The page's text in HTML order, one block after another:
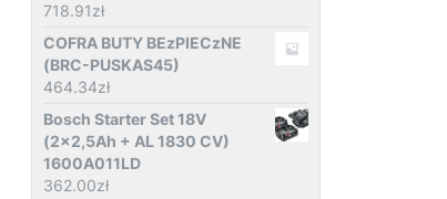
718.91zł
COFRA BUTY BEzPIECzNE
(BRC-PUSKAS45)
464.34zł
Bosch Starter Set 18V
(2x2,5Ah + AL 1830 CV)
1600A011LD
362.00zł